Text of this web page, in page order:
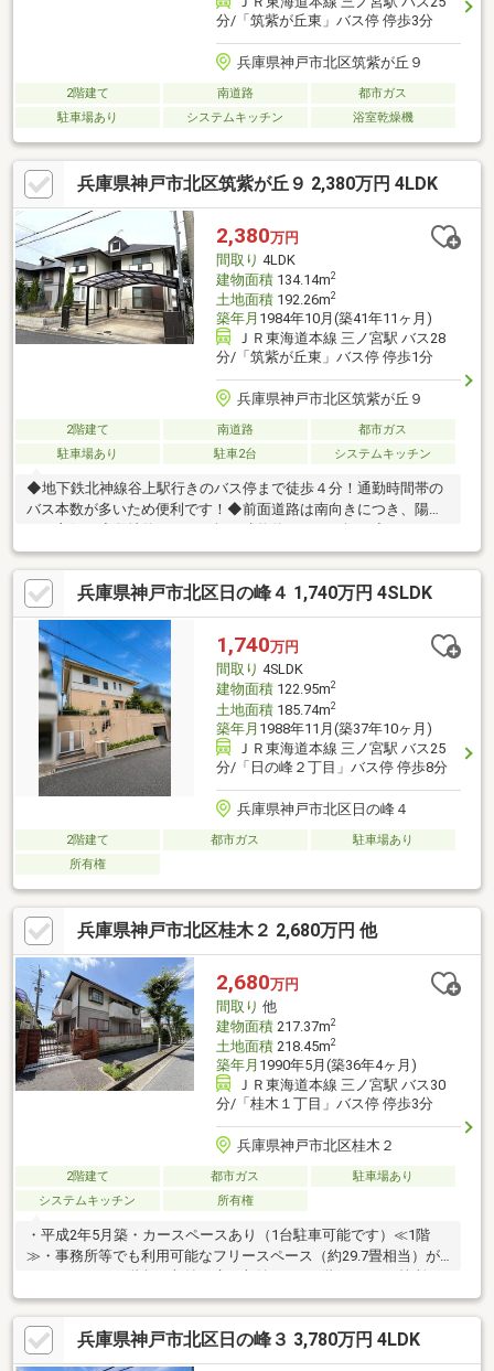
分/「筑紫が丘東」バス停 停歩3分
兵庫県神戸市北区筑紫が丘９
2階建て 南道路
都市ガス
駐車場あり
システムキッチン 浴室乾燥機
兵庫県神戸市北区筑紫が丘９ 2,380万円 4LDK
2,380万円
間取り 4LDK
建物面積134.14m2
土地面積192.26m2
築年月 1984年10月(築41年11ヶ月)
ＪＲ東海道本線 三ノ宮駅 バス28
分/「筑紫が丘東」バス停 停歩1分
兵庫県神戸市北区筑紫が丘９
2階建て 南道路
都市ガス
駐車場あり
駐車2台 システムキッチン
◆地下鉄北神線谷上駅行きのバス停まで徒歩４分！通勤時間帯の
バス本数が多いため便利です！◆前面道路は南向きにつき、陽当
＋ウォークインクローゼットあり！◆道路との高低差が少ないフ
ラットな立地！◆並列２台駐車可！カーポート付き！◆リフォー
ム履歴・令和４年 １階の窓全て２重サッシ・令和５年 玄関ド
ア、１階トイレ、浴室新規交換・令和７年８月 １階和室の壁ク
ロスおよび襖新規貼替、ウッドデッキおよびバックヤードの上部
波板新規交換、ウッドデッキ塗装、キッチンおよび浴室水栓交
換、ハウスクリーニング。◆お庭ございます！
兵庫県神戸市北区日の峰４ 1,740万円 4SLDK
1,740万円
間取り 4SLDK
建物面積122.95m2
土地面積185.74m2
築年月 1988年11月(築37年10ヶ月)
ＪＲ東海道本線 三ノ宮駅 バス25
分/「日の峰２丁目」バス停 停歩8分
兵庫県神戸市北区日の峰４
2階建て 都市ガス
駐車場あり
所有権
兵庫県神戸市北区桂木２ 2,680万円 他
2,680万円
間取り 他
建物面積217.37m2
土地面積218.45m2
築年月 1990年5月(築36年4ヶ月)
ＪＲ東海道本線 三ノ宮駅 バス30
分/「桂木１丁目」バス停 停歩3分
兵庫県神戸市北区桂木２
2階建て 都市ガス
駐車場あり
システムキッチン
所有権
・平成2年5月築・カースペースあり（1台駐車可能です）≪1階
≫・事務所等でも利用可能なフリースペース（約29.7畳相当）が
（約17.5畳、約11.7畳）ございます。・キッチン、トイレ、洗面
化粧台2箇所ございます。・バルコニー3箇所ございます。事務所
兼ご自宅や、2世帯住宅等をお考えの方におすすめの物件となりま
す。ぜひ一度現地をご確認くださいませ。物件詳細やご内覧希望
兵庫県神戸市北区日の峰３ 3,780万円 4LDK